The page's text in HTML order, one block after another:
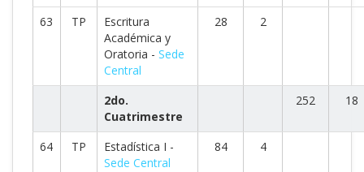
63 TP
Escritura
Académica y
Oratoria - Sede
Central
28 2
2do.
Cuatrimestre
252 18
64 TP
Estadística I -
Sede Central
84 4